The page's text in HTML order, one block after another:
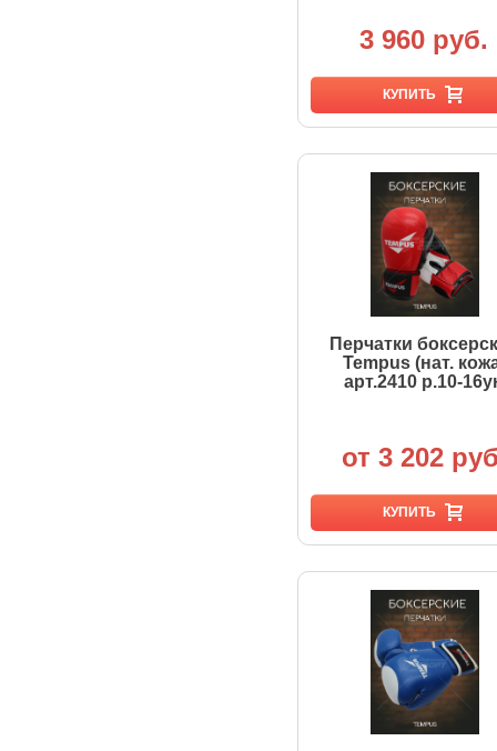
3 960 руб.
КУПИТЬ
Перчатки
Tempus (нат.
арт.2410 р.10-
от 3 202
КУПИТЬ